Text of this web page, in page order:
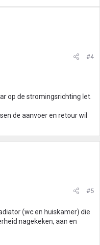
#4
op de stromingsrichting let.
de aanvoer en retour wil
#5
(wc en huiskamer) die
nagekeken, aan en